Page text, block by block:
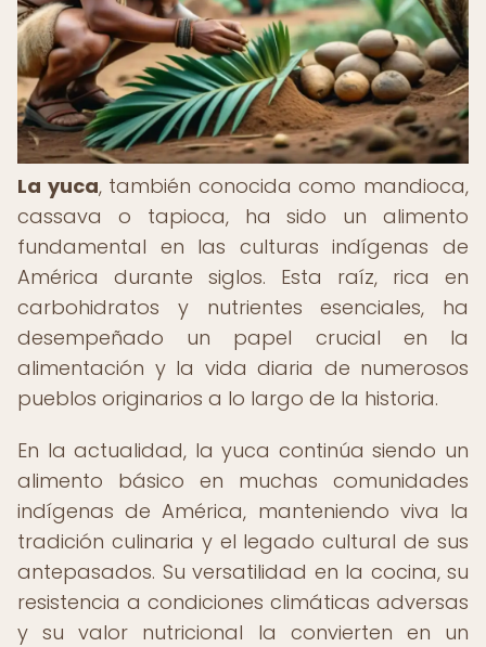
La yuca, también conocida como mandioca,
cassava o tapioca, ha sido un alimento
fundamental en las culturas indígenas de
América durante siglos. Esta raíz, rica en
carbohidratos y nutrientes esenciales, ha
desempeñado un papel crucial en la
alimentación y la vida diaria de numerosos
pueblos originarios a lo largo de la historia.
En la actualidad, la yuca continúa siendo un
alimento básico en muchas comunidades
indígenas de América, manteniendo viva la
tradición culinaria y el legado cultural de sus
antepasados. Su versatilidad en la cocina, su
resistencia a condiciones climáticas adversas
y su valor nutricional la convierten en un